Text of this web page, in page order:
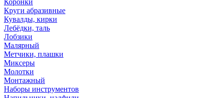
Коронки
Круги абразивные
Кувалды, кирки
Лебёдки, таль
Лобзики
Малярный
Метчики, плашки
Миксеры
Молотки
Монтажный
Наборы инструментов